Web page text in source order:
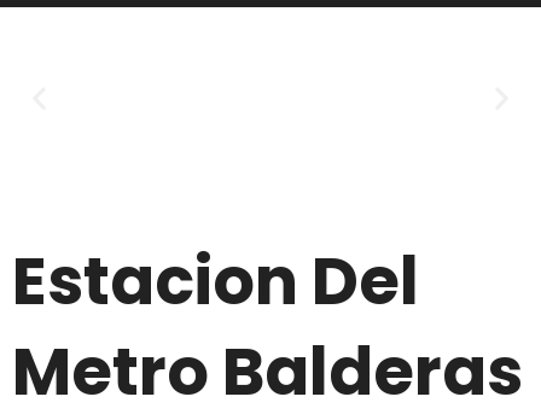
Estacion Del
Metro Balderas